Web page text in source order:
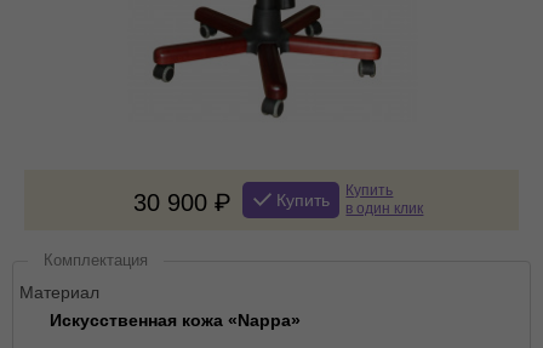
30 900 Купить
Купить
в один клик
Комплектация
Материал
Искусственная кожа «Nappa»